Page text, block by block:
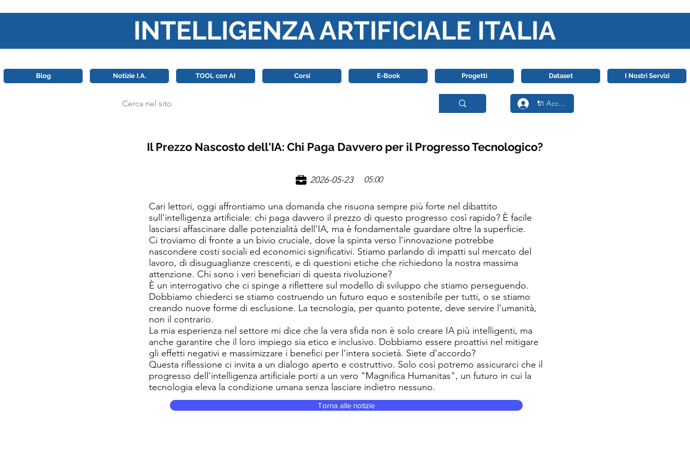
INTELLIGENZA ARTIFICIALE ITALIA
Blog Notizie I.A. TOOL con AI Corsi E-Book Progetti Dataset I Nostri Servizi
🔌 Accedi
Il Prezzo Nascosto dell'IA: Chi Paga Davvero per il Progresso Tecnologico?
2026-05-23 05:00
Cari lettori, oggi affrontiamo una domanda che risuona sempre più forte nel dibattito
sull'intelligenza artificiale: chi paga davvero il prezzo di questo progresso così rapido? È facile
lasciarsi affascinare dalle potenzialità dell'IA, ma è fondamentale guardare oltre la superficie.
Ci troviamo di fronte a un bivio cruciale, dove la spinta verso l'innovazione potrebbe
nascondere costi sociali ed economici significativi. Stiamo parlando di impatti sul mercato del
lavoro, di disuguaglianze crescenti, e di questioni etiche che richiedono la nostra massima
attenzione. Chi sono i veri beneficiari di questa rivoluzione?
È un interrogativo che ci spinge a riflettere sul modello di sviluppo che stiamo perseguendo.
Dobbiamo chiederci se stiamo costruendo un futuro equo e sostenibile per tutti, o se stiamo
creando nuove forme di esclusione. La tecnologia, per quanto potente, deve servire l'umanità,
non il contrario.
La mia esperienza nel settore mi dice che la vera sfida non è solo creare IA più intelligenti, ma
anche garantire che il loro impiego sia etico e inclusivo. Dobbiamo essere proattivi nel mitigare
gli effetti negativi e massimizzare i benefici per l'intera società. Siete d'accordo?
Questa riflessione ci invita a un dialogo aperto e costruttivo. Solo così potremo assicurarci che il
progresso dell'intelligenza artificiale porti a un vero "Magnifica Humanitas", un futuro in cui la
tecnologia eleva la condizione umana senza lasciare indietro nessuno.
Torna alle notizie